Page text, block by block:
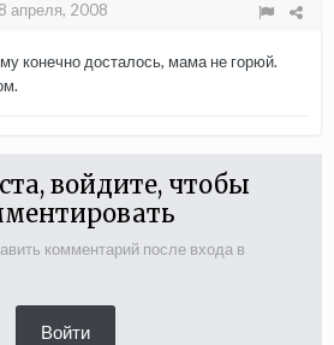
апреля, 2008
конечно досталось, мама не горюй.
войдите, чтобы
комментарий после входа в
Войти